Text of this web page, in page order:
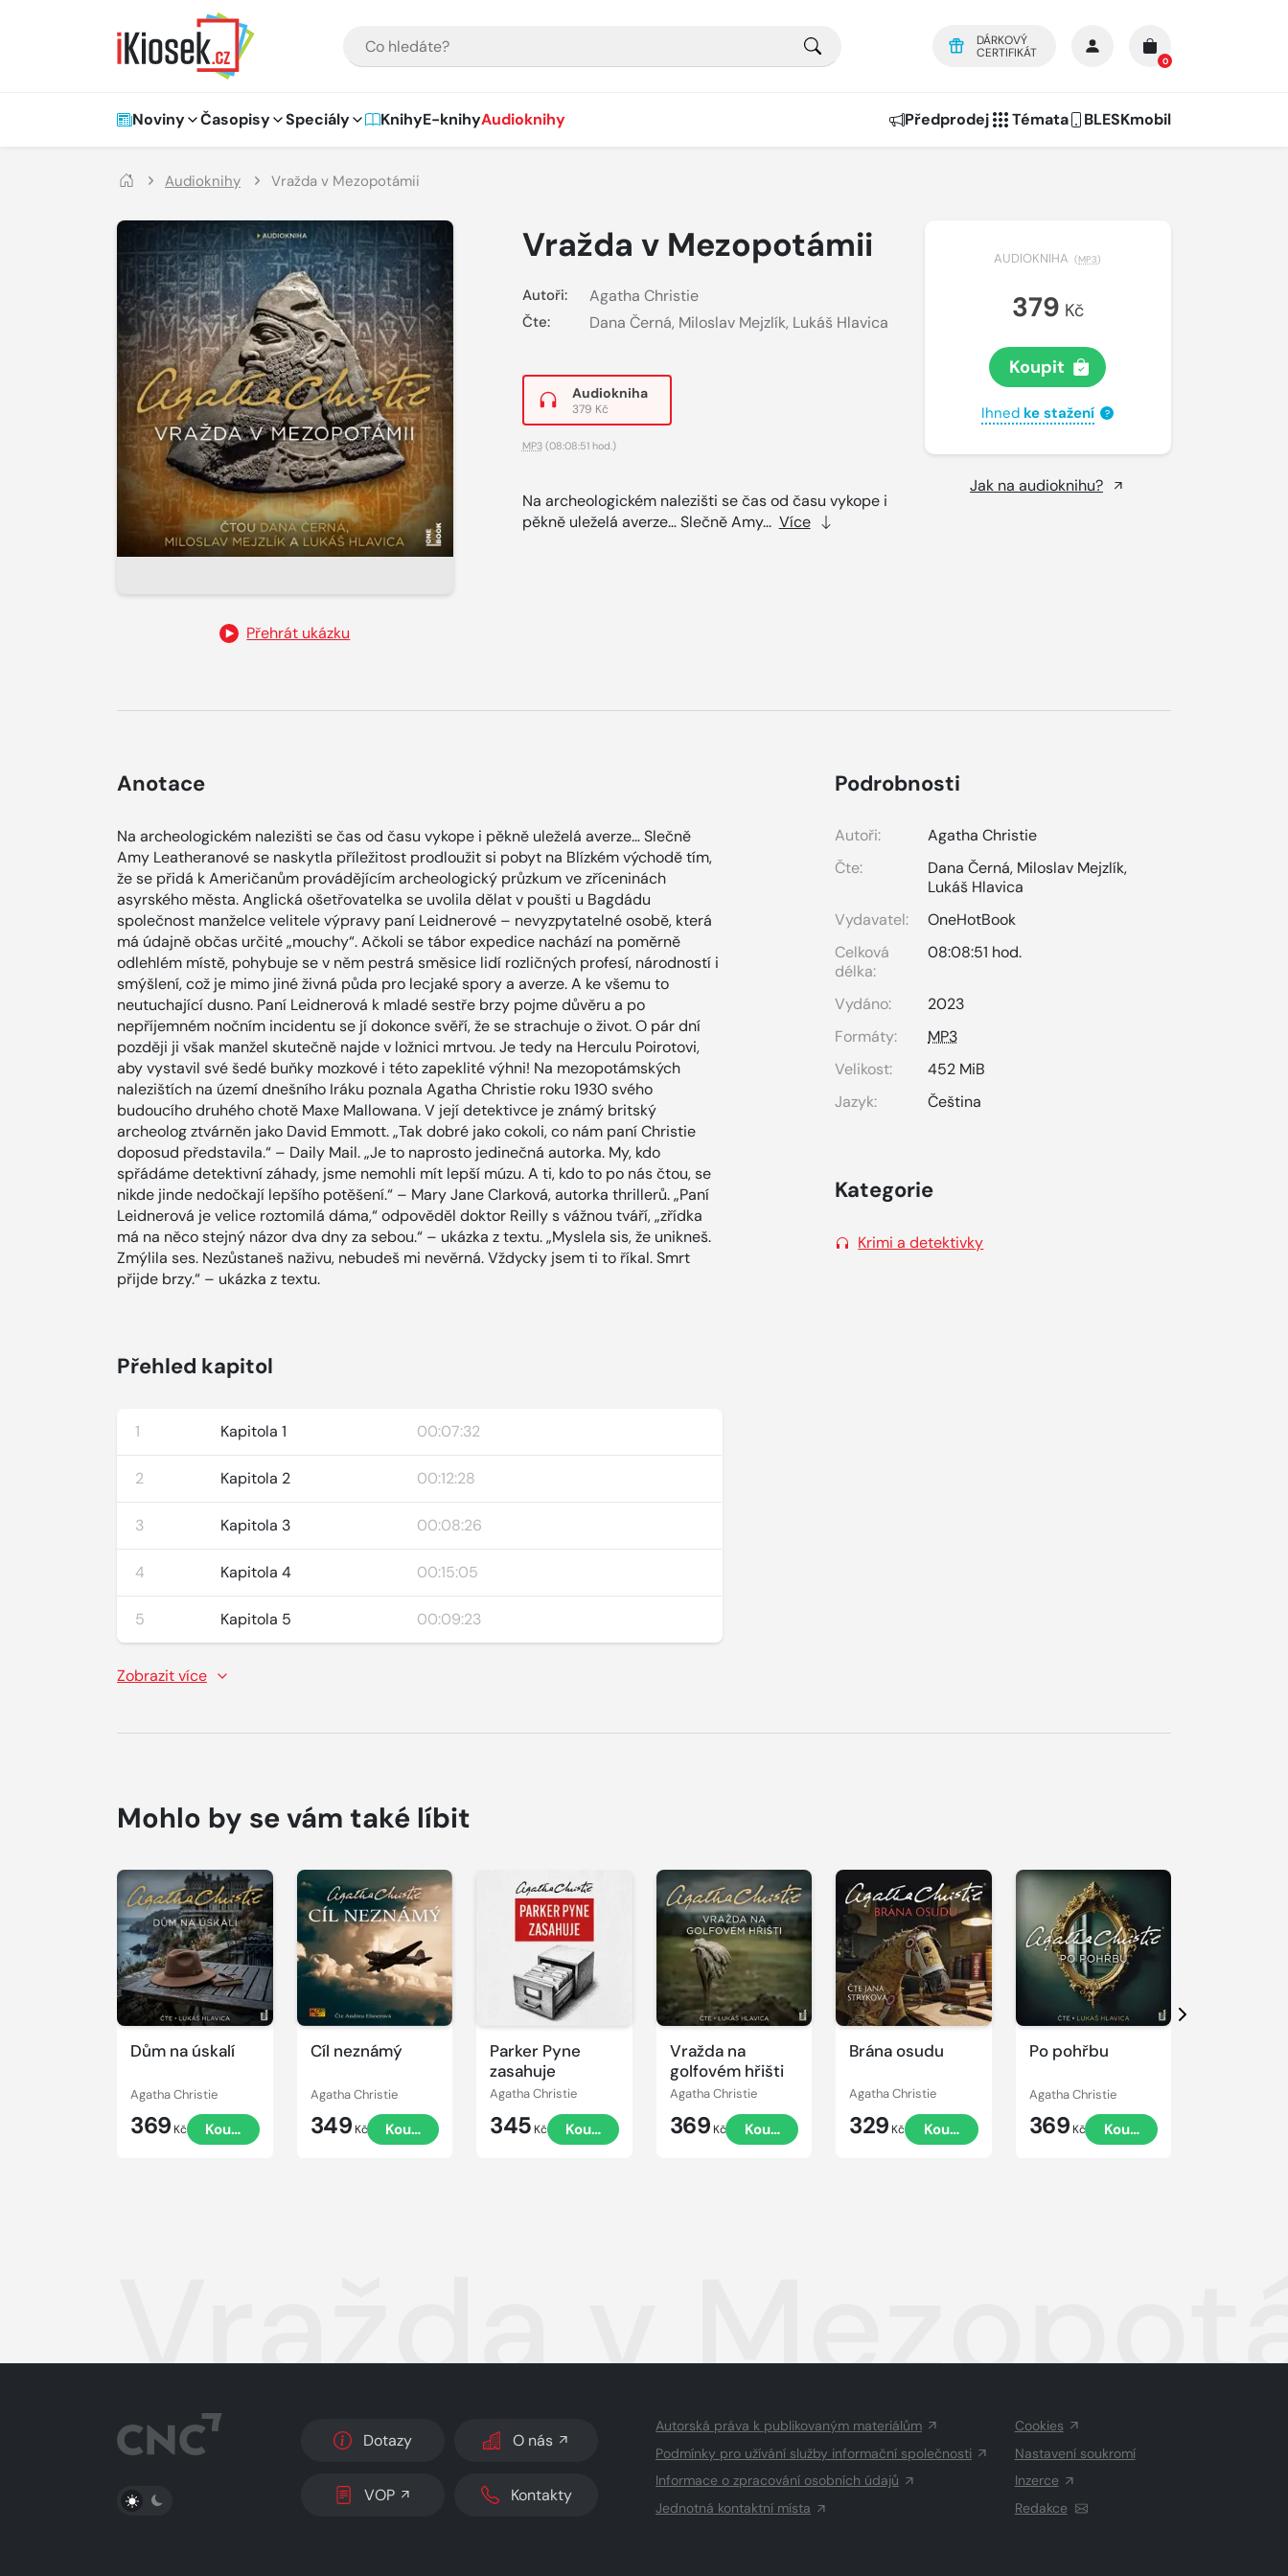
DÁRKOVÝ
CERTIFIKÁT
0
Hlavní navigace
Noviny Časopisy Speciály KnihyE-knihyAudioknihy Předprodej Témata BLESKmobil
Audioknihy Vražda v Mezopotámii
Přehrát ukázku
Vražda v Mezopotámii
Autoři: Agatha Christie
Čte: Dana Černá, Miloslav Mejzlík, Lukáš Hlavica
Audiokniha
379 Kč
MP3(08:08:51 hod.)
Na archeologickém nalezišti se čas od času vykope i
pěkně uleželá averze… Slečně Amy... Více
AUDIOKNIHA (MP3)
379 Kč
Koupit
Ihned ke stažení ?
Jak na audioknihu?
Anotace
Na archeologickém nalezišti se čas od času vykope i pěkně uleželá averze… Slečně
Amy Leatheranové se naskytla příležitost prodloužit si pobyt na Blízkém východě tím,
že se přidá k Američanům provádějícím archeologický průzkum ve zříceninách
asyrského města. Anglická ošetřovatelka se uvolila dělat v poušti u Bagdádu
společnost manželce velitele výpravy paní Leidnerové – nevyzpytatelné osobě, která
má údajně občas určité „mouchy“. Ačkoli se tábor expedice nachází na poměrně
odlehlém místě, pohybuje se v něm pestrá směsice lidí rozličných profesí, národností i
smýšlení, což je mimo jiné živná půda pro lecjaké spory a averze. A ke všemu to
neutuchající dusno. Paní Leidnerová k mladé sestře brzy pojme důvěru a po
nepříjemném nočním incidentu se jí dokonce svěří, že se strachuje o život. O pár dní
později ji však manžel skutečně najde v ložnici mrtvou. Je tedy na Herculu Poirotovi,
aby vystavil své šedé buňky mozkové i této zapeklité výhni! Na mezopotámských
nalezištích na území dnešního Iráku poznala Agatha Christie roku 1930 svého
budoucího druhého chotě Maxe Mallowana. V její detektivce je známý britský
archeolog ztvárněn jako David Emmott. „Tak dobré jako cokoli, co nám paní Christie
doposud představila.“ – Daily Mail. „Je to naprosto jedinečná autorka. My, kdo
spřádáme detektivní záhady, jsme nemohli mít lepší múzu. A ti, kdo to po nás čtou, se
nikde jinde nedočkají lepšího potěšení.“ – Mary Jane Clarková, autorka thrillerů. „Paní
Leidnerová je velice roztomilá dáma,“ odpověděl doktor Reilly s vážnou tváří, „zřídka
má na něco stejný názor dva dny za sebou.“ – ukázka z textu. „Myslela sis, že unikneš.
Zmýlila ses. Nezůstaneš naživu, nebudeš mi nevěrná. Vždycky jsem ti to říkal. Smrt
přijde brzy.“ – ukázka z textu.
Přehled kapitol
1 Kapitola 1 00:07:32
2 Kapitola 2 00:12:28
3 Kapitola 3 00:08:26
4 Kapitola 4 00:15:05
5 Kapitola 5 00:09:23
Zobrazit více
Podrobnosti
Autoři:
Agatha Christie
Čte:
Dana Černá, Miloslav Mejzlík,
Lukáš Hlavica
Vydavatel:
OneHotBook
Celková
délka:
08:08:51 hod.
Vydáno:
2023
Formáty:
MP3
Velikost:
452 MiB
Jazyk:
Čeština
Kategorie
Krimi a detektivky
Mohlo by se vám také líbit
Dům na úskalí
Agatha Christie
369 Kč Koupit
Přehrát
ukázku
Cíl neznámý
Agatha Christie
349 Kč Koupit
Přehrát
ukázku
Parker Pyne
zasahuje
Agatha Christie
345 Kč Koupit
Přehrát
ukázku
Vražda na
golfovém hřišti
Agatha Christie
369 Kč Koupit
Přehrát
ukázku
Brána osudu
Agatha Christie
329 Kč Koupit
Přehrát
ukázku
Po pohřbu
Agatha Christie
369 Kč Koupit
Přehrát
ukázku
Další
Vražda v
PŘEPNOUT SVĚTLÝ/TMAVÝ REŽIM
Dotazy O nás
VOP Kontakty
Autorská práva k publikovaným materiálům
Podmínky pro užívání služby informační společnosti
Informace o zpracování osobních údajů
Jednotná kontaktní místa
Cookies
Nastavení soukromí
Inzerce
Redakce